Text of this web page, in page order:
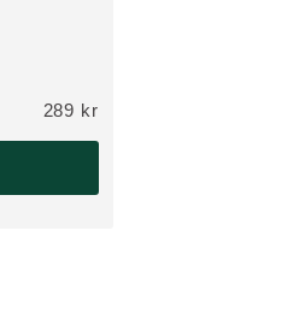
av 0 kunder
289 kr